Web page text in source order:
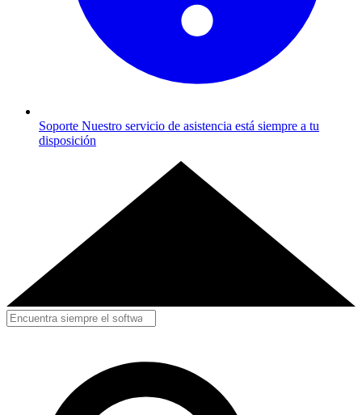
Soporte Nuestro servicio de asistencia está siempre a tu
disposición